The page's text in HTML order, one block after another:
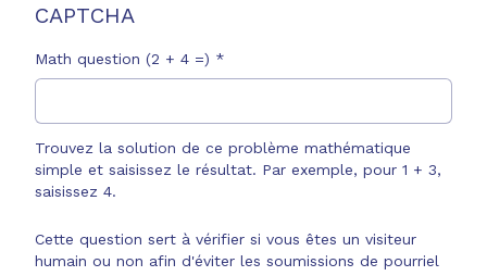
CAPTCHA
Math question (2 + 4 =) *
Trouvez la solution de ce problème mathématique
simple et saisissez le résultat. Par exemple, pour 1 + 3,
saisissez 4.
Cette question sert à vérifier si vous êtes un visiteur
humain ou non afin d'éviter les soumissions de pourriel